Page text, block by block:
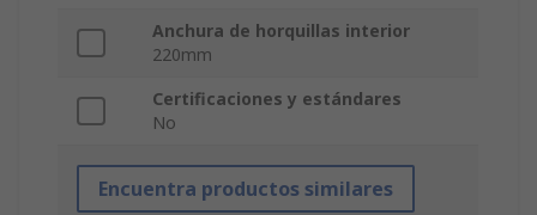
Anchura de horquillas interior
220mm
Certificaciones y estándares
No
Encuentra productos similares